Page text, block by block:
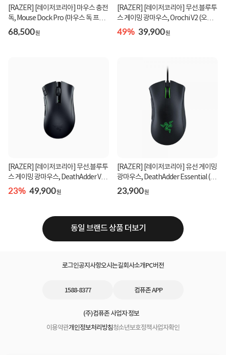
[RAZER] [레이저코리아] 마우스 충전
독, Mouse Dock Pro (마우스 독 프로)
[웨이코스...
68,500원
[RAZER] [레이저코리아] 무선.블루투
스 게이밍 광마우스, Orochi V2 (오로
치 V2) [블...
49% 39,900원
[RAZER] [레이저코리아] 무선.블루투
스 게이밍 광마우스, DeathAdder V2 X
HyperSpeed...
23% 49,900원
[RAZER] [레이저코리아] 유선 게이밍
광마우스, DeathAdder Essential (데
스에더 에센...
23,900원
동일 브랜드 상품 더보기
로그인공지사항오시는길회사소개PC버전
1588-8377 컴퓨존 APP
(주)컴퓨존 사업자 정보
이용약관개인정보처리방침청소년보호정책사업자확인